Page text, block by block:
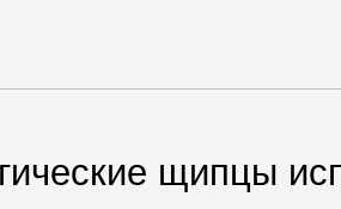
щипцы